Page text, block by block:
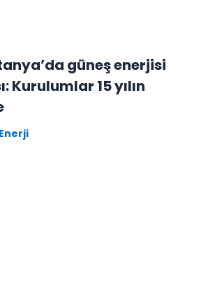
güneş enerjisi
Kurulumlar 15 yılın